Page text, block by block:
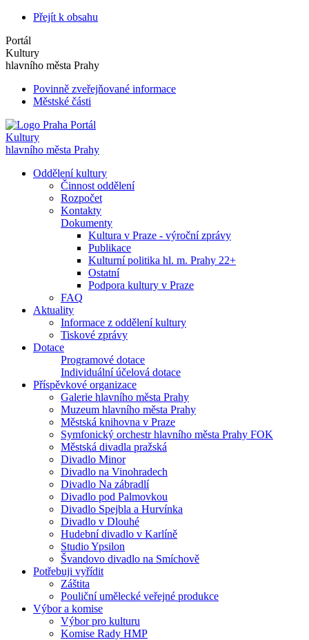
Přejít k obsahu
Portál
Kultury
hlavního města Prahy
Povinně zveřejňované informace
Městské části
Portál
Kultury
hlavního města Prahy
Oddělení kultury
Činnost oddělení
Rozpočet
Kontakty
Dokumenty
Kultura v Praze - výroční zprávy
Publikace
Kulturní politika hl. m. Prahy 22+
Ostatní
Podpora kultury v Praze
FAQ
Aktuality
Informace z oddělení kultury
Tiskové zprávy
Dotace
Programové dotace
Individuální účelová dotace
Příspěvkové organizace
Galerie hlavního města Prahy
Muzeum hlavního města Prahy
Městská knihovna v Praze
Symfonický orchestr hlavního města Prahy FOK
Městská divadla pražská
Divadlo Minor
Divadlo na Vinohradech
Divadlo Na zábradlí
Divadlo pod Palmovkou
Divadlo Spejbla a Hurvínka
Divadlo v Dlouhé
Hudební divadlo v Karlíně
Studio Ypsilon
Švandovo divadlo na Smíchově
Potřebuji vyřídit
Záštita
Pouliční umělecké veřejné produkce
Výbor a komise
Výbor pro kulturu
Komise Rady HMP